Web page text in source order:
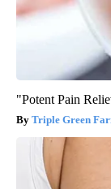
"Potent Pain
Triple Green